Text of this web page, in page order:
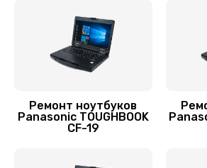
620 руб.
Заказать
Ремонт ноутбуков
Panasonic TOUGHBOOK
CF-19